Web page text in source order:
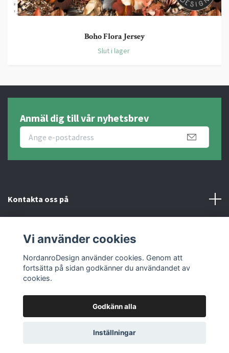
Boho Flora Jersey
Slut i lager
Anmäl dig till vår nyhetsbrev
Kontakta oss på
Sociala medier
© 2026 Nordanro Design
Vi använder cookies
NordanroDesign använder cookies. Genom att
fortsätta på sidan godkänner du användandet av
cookies.
Godkänn alla
Inställningar